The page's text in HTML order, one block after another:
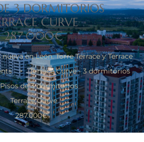
3 DORMITORIOS
CURVE
287.000€
en León. Torre Terrace y Terrace
> Terrace Curve - 3 dormitorios
Pisos de 3 dormitorios
Terrace Curve
287.000€